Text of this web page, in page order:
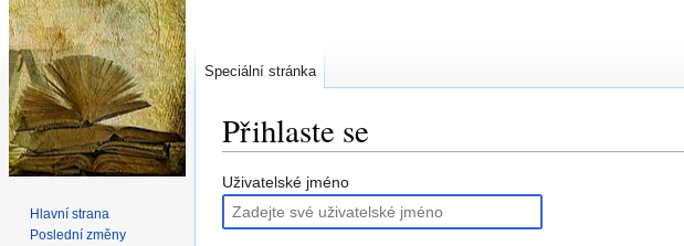
Přihlaste se
Skočit
na
navigaci
Skočit
na
vyhledávání
Uživatelské jméno
Speciální stránka
Hlavní strana
Poslední změny